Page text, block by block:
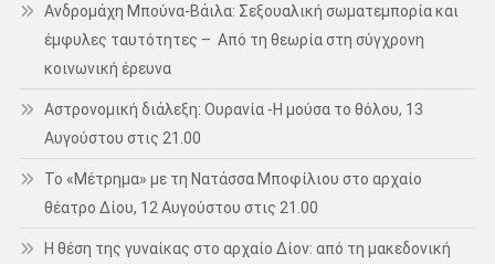
Ανδρομάχη Μπούνα-Βάιλα: Σεξουαλική σωματεμπορία και
έμφυλες ταυτότητες – Από τη θεωρία στη σύγχρονη
κοινωνική έρευνα
Αστρονομική διάλεξη: Ουρανία -Η μούσα το θόλου, 13
Αυγούστου στις 21.00
Το «Μέτρημα» με τη Νατάσσα Μποφίλιου στο αρχαίο
θέατρο Δίου, 12 Αυγούστου στις 21.00
Η θέση της γυναίκας στο αρχαίο Δίον: από τη μακεδονική